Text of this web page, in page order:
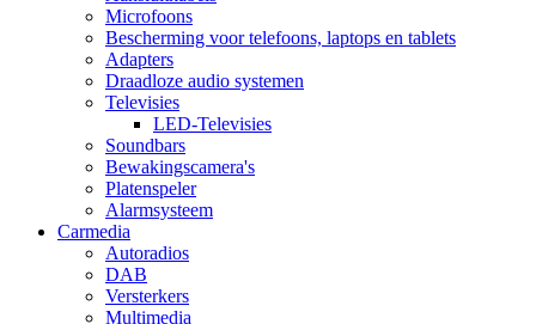
Microfoons
Bescherming voor telefoons, laptops en tablets
Adapters
Draadloze audio systemen
Televisies
LED-Televisies
Soundbars
Bewakingscamera's
Platenspeler
Alarmsysteem
Carmedia
Autoradios
DAB
Versterkers
Multimedia